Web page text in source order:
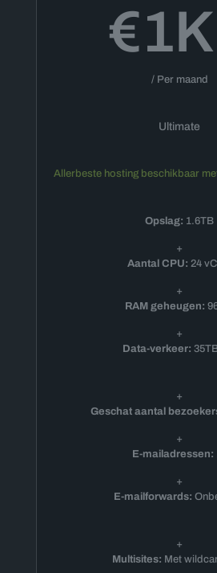
/ Per maand
Ultimate
Allerbeste hosting beschikbaar
Opslag: 1.6TB
+
Aantal CPU: 24
+
RAM geheugen:
+
Data-verkeer:
+
Geschat aantal
+
E-mailadressen:
+
E-mailforwards:
+
Multisites: Met